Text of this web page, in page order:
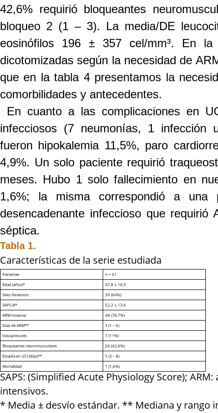
42,6% requirió bloqueantes
bloqueo 2 (1 – 3). La media/DE
eosinófilos 196 ± 357 cel/mm³. En
dicotomizadas según la necesidad de
que en la tabla 4 presentamos la
comorbilidades y antecedentes.
En cuanto a las complicaciones en
infecciosos (7 neumonías, 1 infección
fueron hipokalemia 11,5%, paro
4,9%. Un solo paciente requirió
meses. Hubo 1 solo fallecimiento en
1,6%; la misma correspondió a
desencadenante infeccioso que
séptica.
Tabla 1.
Características de la serie estudiada
Pacientes
n = 61
Edad (años)*
47,8 ± 16,5
Sexo femenino
39 (64%)
SAPS III*
52,2 ± 13,6
ARM invasiva
48 (78,7%)
Días de ARM**
3 (1 – 6)
Vasopresores
7 (11%)
Bloqueantes neuromusculares
26 (42,6%)
Estadía en UCI (días)**
5 (3 – 8)
Mortalidad
1 (1,6%)
SAPS: (Simplified Acute Physiology Score);
intensivos.
* Media ± desvío estándar. ** Mediana y rango